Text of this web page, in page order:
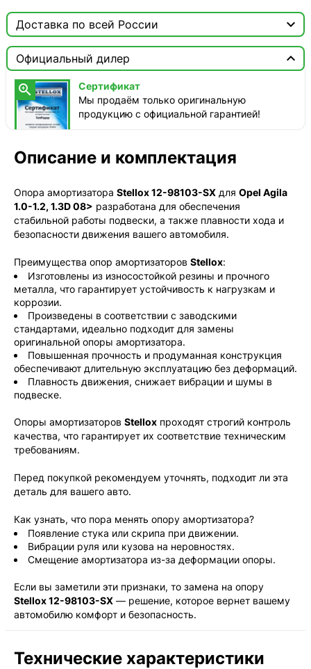
Доставка по всей России 
 Москва
ТопРадар — Курьер
сегодня, от 350 ₽
ТопРадар — Самовывоз
сегодня, бесплатно
СДЭК — Курьер
1-3 дня, от 385 ₽
Официальный дилер


Сертификат
Мы продаём только оригинальную
продукцию с официальной гарантией!
Описание и комплектация
Опора амортизатора Stellox 12-98103-SX для Opel Agila
1.0-1.2, 1.3D 08> разработана для обеспечения
стабильной работы подвески, а также плавности хода и
безопасности движения вашего автомобиля.
Преимущества опор амортизаторов Stellox:
Изготовлены из износостойкой резины и прочного
металла, что гарантирует устойчивость к нагрузкам и
коррозии.
Произведены в соответствии с заводскими
стандартами, идеально подходит для замены
оригинальной опоры амортизатора.
Повышенная прочность и продуманная конструкция
обеспечивают длительную эксплуатацию без деформаций.
Плавность движения, снижает вибрации и шумы в
подвеске.
Опоры амортизаторов Stellox проходят строгий контроль
качества, что гарантирует их соответствие техническим
требованиям.
Перед покупкой рекомендуем уточнять, подходит ли эта
деталь для вашего авто.
Как узнать, что пора менять опору амортизатора?
Появление стука или скрипа при движении.
Вибрации руля или кузова на неровностях.
Смещение амортизатора из-за деформации опоры.
Если вы заметили эти признаки, то замена на опору
Stellox 12-98103-SX — решение, которое вернет вашему
автомобилю комфорт и безопасность.
Технические характеристики